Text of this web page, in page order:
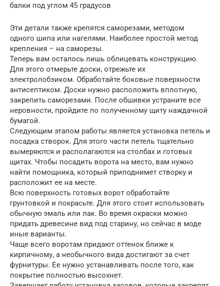
балки под углом 45 градусов
Эти детали также крепятся саморезами, методом
одного шипа или нагелями. Наиболее простой метод
крепления – на саморезы.
Теперь вам осталось лишь облицевать конструкцию.
Для этого отмерьте доски, отрежьте их
электролобзиком. Обработайте боковые поверхности
антисептиком. Доски нужно расположить вплотную,
закрепить саморезами. После обшивки устраните все
неровности, пройдите по полученному щиту наждачной
бумагой.
Следующим этапом работы является установка петель и
посадка створок. Для этого части петель тщательно
вымеряются и располагаются на столбах и готовых
щитах. Чтобы посадить ворота на место, вам нужно
найти помощника, который приподнимет створку и
расположит ее на месте.
Всю поверхность готовых ворот обработайте
грунтовкой и покрасьте. Для этого стоит использовать
обычную эмаль или лак. Во время окраски можно
придать древесине вид под старину, но сейчас в моде
иные варианты.
Чаще всего воротам придают оттенок ближе к
кирпичному, а необычного вида достигают за счет
фурнитуры. Ее нужно устанавливать после того, как
покрытие полностью высохнет.